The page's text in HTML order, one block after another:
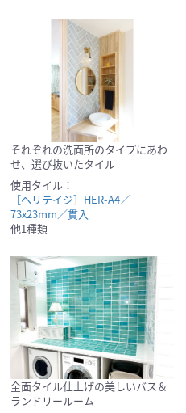
それぞれの洗面所のタイプにあわ
せ、選び抜いたタイル
使用タイル：
［ヘリテイジ］HER-A4／
73x23mm／貫入
他1種類
全面タイル仕上げの美しいバス＆
ランドリールーム